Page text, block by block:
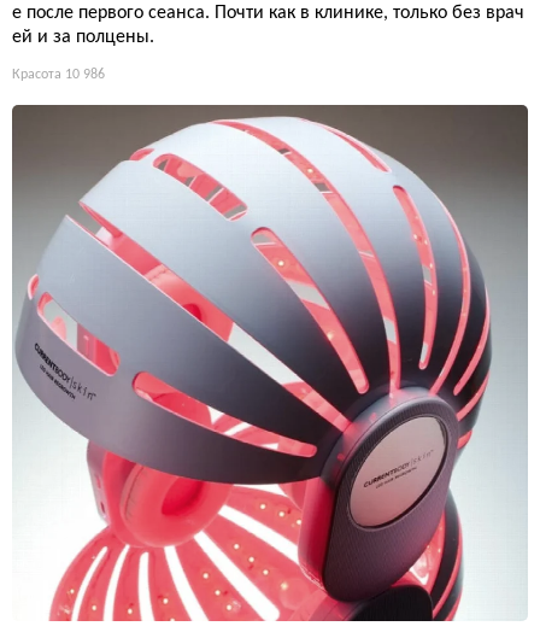
е после первого сеанса. Почти как в клинике, только без врач
ей и за полцены.
Красота 10 986